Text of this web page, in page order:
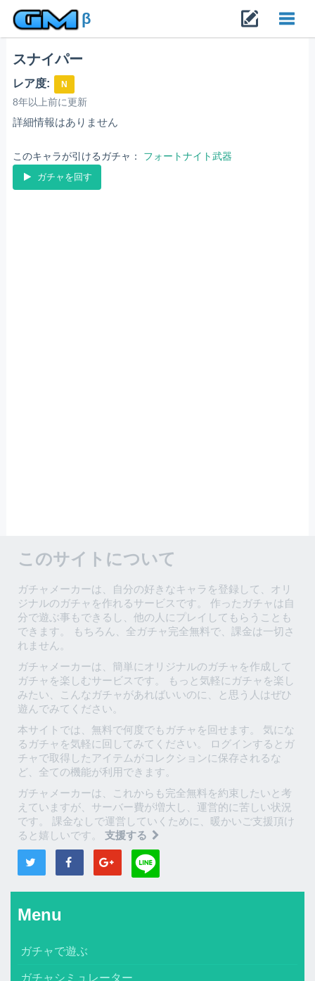
β
スナイパー
レア度: N
8年以上前に更新
詳細情報はありません
このキャラが引けるガチャ： フォートナイト武器
ガチャを回す
このサイトについて
ガチャメーカーは、自分の好きなキャラを登録して、オリ
ジナルのガチャを作れるサービスです。 作ったガチャは自
分で遊ぶ事もできるし、他の人にプレイしてもらうことも
できます。 もちろん、全ガチャ完全無料で、課金は一切さ
れません。
ガチャメーカーは、簡単にオリジナルのガチャを作成して
ガチャを楽しむサービスです。 もっと気軽にガチャを楽し
みたい、こんなガチャがあればいいのに、と思う人はぜひ
遊んでみてください。
本サイトでは、無料で何度でもガチャを回せます。 気にな
るガチャを気軽に回してみてください。 ログインするとガ
チャで取得したアイテムがコレクションに保存されるな
ど、全ての機能が利用できます。
ガチャメーカーは、これからも完全無料を約束したいと考
えていますが、サーバー費が増大し、運営的に苦しい状況
です。 課金なしで運営していくために、暖かいご支援頂け
ると嬉しいです。 支援する
Menu
ガチャで遊ぶ
ガチャシミュレーター